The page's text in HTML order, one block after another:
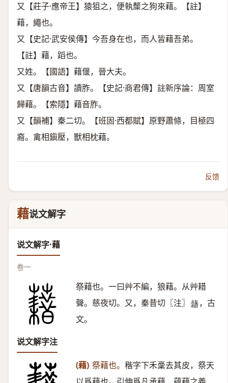
又【莊子·應帝王】猿狙之，便執斄之狗來藉。【註】
藉，繩也。
又【史記·武安侯傳】今吾身在也，而人皆藉吾弟。
【註】藉，蹈也。
又姓。【國語】藉偃，晉大夫。
又【唐韻古音】讀胙。【史記·商君傳】註新序論：周室
歸藉。【索隱】藉音胙。
又【韻補】秦二切。【班固·西都賦】原野蕭條，目極四
裔。禽相鎭壓，獸相枕藉。
反馈
藉说文解字
说文解字·藉
卷一
祭藉也。一曰艸不編，狼藉。从艸耤
聲。慈夜切。又，秦昔切〖注〗 𧃫 ，古
文。
说文解字注
(藉) 祭藉也。 稭字下禾稾去其皮，祭天